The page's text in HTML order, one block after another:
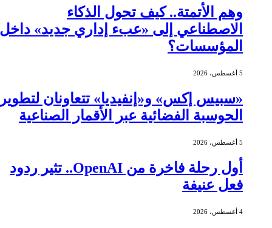
وهم الأتمتة.. كيف تحول الذكاء
الاصطناعي إلى «عبء إداري جديد» داخل
المؤسسات؟
5 أغسطس، 2026
«سبيس إكس» و«إنفيديا» تتعاونان لتطوير
الحوسبة الفضائية عبر الأقمار الصناعية
5 أغسطس، 2026
أول رحلة فاخرة من OpenAI.. تثير ردود
فعل عنيفة
4 أغسطس، 2026